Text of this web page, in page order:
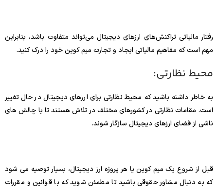
رفتار مالیاتی تراکنش‌های ارزهای دیجیتال می‌تواند متفاوت باشد، بنابراین
مهم است که مفاهیم مالیاتی ایجاد و تجارت میم کوین خود را درک کنید.
محیط نظارتی:
به خاطر داشته باشید که محیط نظارتی برای ارزهای دیجیتال در حال تغییر
است. مقامات نظارتی در کشورهای مختلف در تلاش هستند تا با چالش های
ناشی از فضای ارزهای دیجیتال سازگار شوند.
قبل از شروع یک میم کوین یا هر پروژه ارز دیجیتال، بسیار توصیه می شود
که به دنبال مشاور حقوقی باشید تا مطمئن شوید که با قوانین و مقررات